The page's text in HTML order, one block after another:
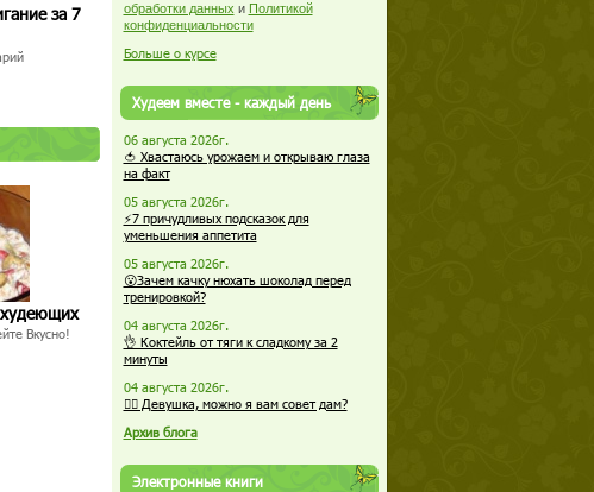
за 7
Вкусно!
обработки данных и Политикой
конфиденциальности
Больше о курсе
Худеем вместе - каждый день
06 августа 2026г.
🍅 Хвастаюсь урожаем и открываю глаза
на факт
05 августа 2026г.
⚡7 причудливых подсказок для
уменьшения аппетита
05 августа 2026г.
😮Зачем качку нюхать шоколад перед
тренировкой?
04 августа 2026г.
👌 Коктейль от тяги к сладкому за 2
минуты
04 августа 2026г.
🏋️‍♀️ Девушка, можно я вам совет дам?
Архив блога
Электронные книги